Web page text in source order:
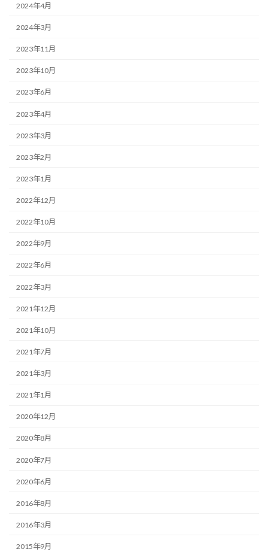
2024年4月
2024年3月
2023年11月
2023年10月
2023年6月
2023年4月
2023年3月
2023年2月
2023年1月
2022年12月
2022年10月
2022年9月
2022年6月
2022年3月
2021年12月
2021年10月
2021年7月
2021年3月
2021年1月
2020年12月
2020年8月
2020年7月
2020年6月
2016年8月
2016年3月
2015年9月